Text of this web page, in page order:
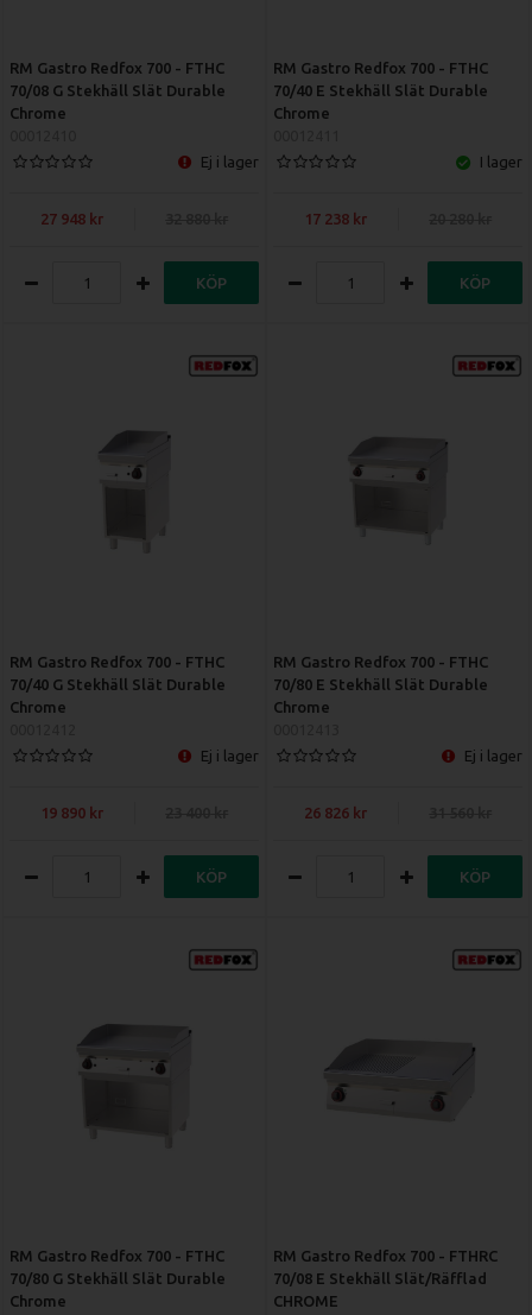
ökande efterfrågan, utan att kompromissa med kvalitet eller
budget. Utforska de olika modulerna och designa en kökslinje
som är byggd för att hålla.
RM Gastro Redfox 700 - FTHC
70/08 G Stekhäll Slät Durable
Chrome
Ej i lager
27 948
KÖP
RM Gastro Redfox 700 - FTHC
70/40 E Stekhäll Slät Durable
Chrome
I lager
17 238
KÖP
RM Gastro Redfox 700 - FTHC
70/40 G Stekhäll Slät Durable
Chrome
Ej i lager
19 890
KÖP
RM Gastro Redfox 700 - FTHC
70/80 E Stekhäll Slät Durable
Chrome
Ej i lager
26 826
KÖP
RM Gastro Redfox 700 - FTHC
70/80 G Stekhäll Slät Durable
Chrome
RM Gastro Redfox 700 - FTHRC
70/08 E Stekhäll Slät/Räfflad
CHROME